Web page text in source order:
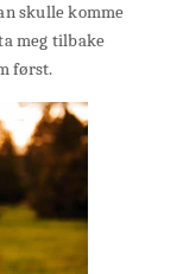
skulle komme
meg tilbake
først.